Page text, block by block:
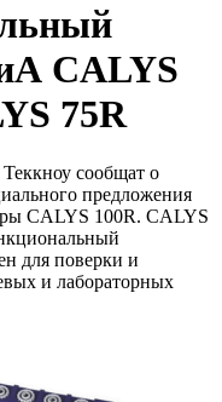
CALYS
75R
сообщат о
предложения
CALYS 100R. CALYS
для поверки и
и лабораторных